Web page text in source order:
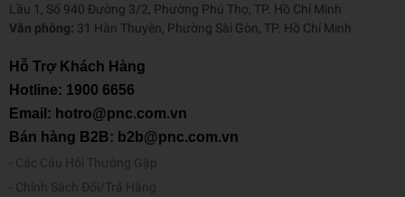
Lầu 1, Số 940 Đường 3/2, Phường Phú Thọ, TP. Hồ Chí Minh
Văn phòng: 31 Hàn Thuyên, Phường Sài Gòn, TP. Hồ Chí Minh
Hỗ Trợ Khách Hàng
Hotline: 1900 6656
Email: hotro@pnc.com.vn
Bán hàng B2B: b2b@pnc.com.vn
Các Câu Hỏi Thường Gặp
Chính Sách Đổi/Trả Hàng